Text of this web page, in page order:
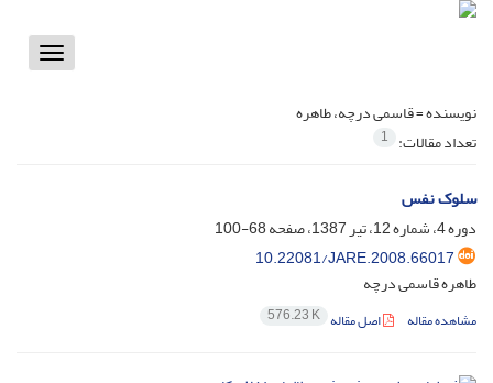
Toggle
نویسنده =قاسمی درچه، طاهره
تعداد مقالات: 1
سلوک نفس
دوره 4، شماره 12، تیر 1387، صفحه
68-100
10.22081/JARE.2008.66017
طاهره قاسمی درچه
مشاهده مقاله اصل مقاله 576.23 K